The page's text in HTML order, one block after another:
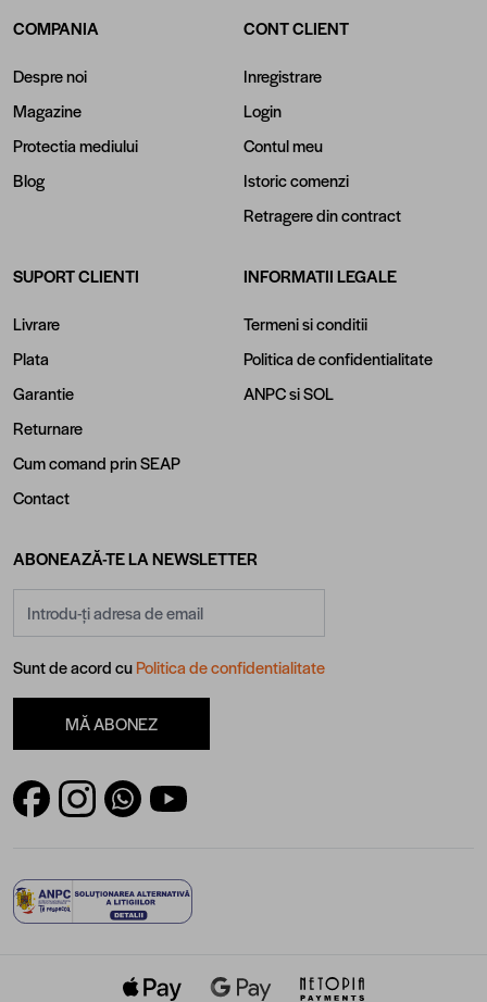
COMPANIA
Despre noi
Magazine
Protectia mediului
Blog
CONT CLIENT
Inregistrare
Login
Contul meu
Istoric comenzi
Retragere din contract
SUPORT CLIENTI
Livrare
Plata
Garantie
Returnare
Cum comand prin SEAP
Contact
INFORMATII LEGALE
Termeni si conditii
Politica de confidentialitate
ANPCsiSOL
ABONEAZĂ-TE LA NEWSLETTER
Sunt de acord cuPolitica de confidentialitate
MĂ ABONEZ